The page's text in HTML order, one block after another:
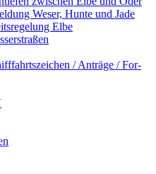
We­ser, Hun­te und Ja­de
El­be
/ An­trä­ge / For­